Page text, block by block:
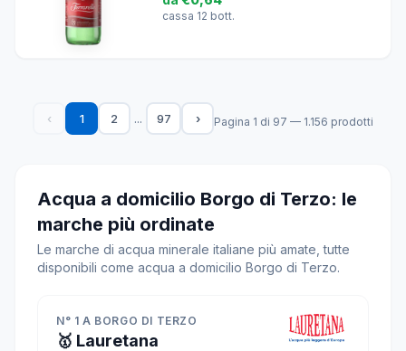
cassa 12 bott.
‹ 1 2 ... 97 › Pagina 1 di 97 — 1.156 prodotti
Acqua a domicilio Borgo di Terzo: le
marche più ordinate
Le marche di acqua minerale italiane più amate, tutte
disponibili come acqua a domicilio Borgo di Terzo.
N° 1 A BORGO DI TERZO
🥇 Lauretana